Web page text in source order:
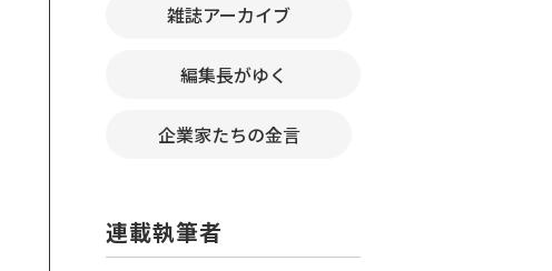
雑誌アーカイブ
編集長がゆく
企業家たちの金言
連載執筆者